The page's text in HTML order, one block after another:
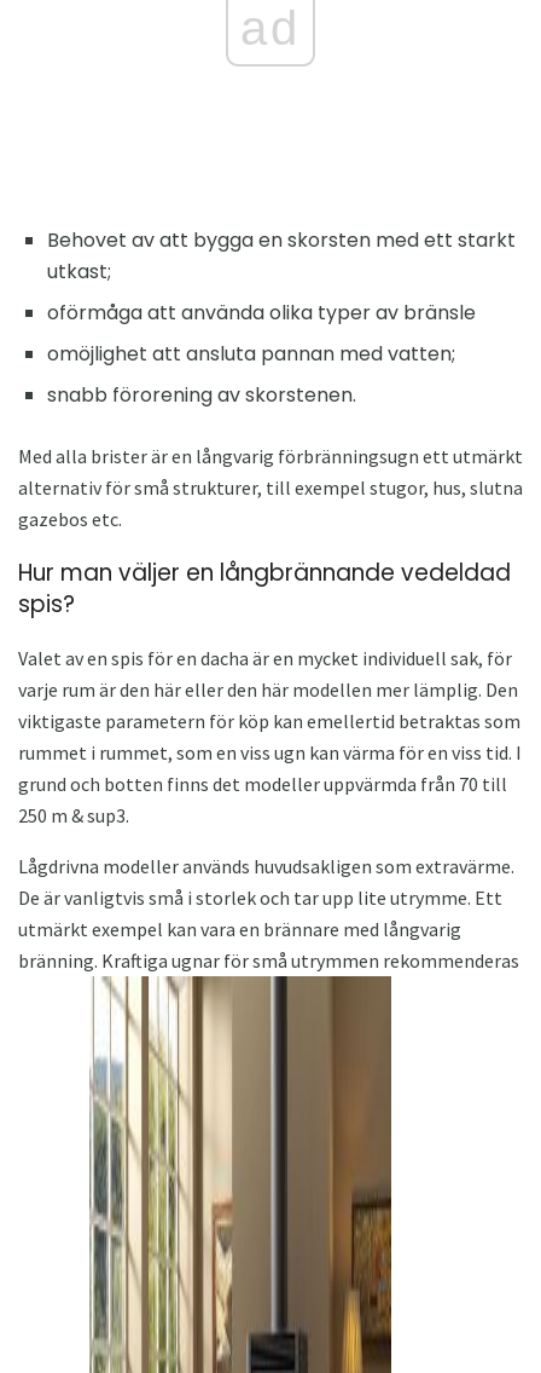
ad
Behovet av att bygga en skorsten med ett starkt
utkast;
oförmåga att använda olika typer av bränsle
omöjlighet att ansluta pannan med vatten;
snabb förorening av skorstenen.
Med alla brister är en långvarig förbränningsugn ett utmärkt
alternativ för små strukturer, till exempel stugor, hus, slutna
gazebos etc.
Hur man väljer en långbrännande vedeldad
spis?
Valet av en spis för en dacha är en mycket individuell sak, för
varje rum är den här eller den här modellen mer lämplig. Den
viktigaste parametern för köp kan emellertid betraktas som
rummet i rummet, som en viss ugn kan värma för en viss tid. I
grund och botten finns det modeller uppvärmda från 70 till
250 m & sup3.
Lågdrivna modeller används huvudsakligen som extravärme.
De är vanligtvis små i storlek och tar upp lite utrymme. Ett
utmärkt exempel kan vara en brännare med långvarig
bränning. Kraftiga ugnar för små utrymmen rekommenderas